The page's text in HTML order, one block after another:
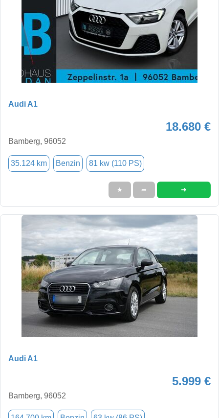
Audi A1
18.680 €
Bamberg, 96052
35.124 km Benzin 81 kw (110 PS)
★ ➦ ➜
Audi A1
5.999 €
Bamberg, 96052